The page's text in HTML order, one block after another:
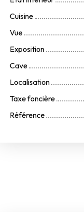
Cuisine
Vue
Exposition
Cave
Localisation
Taxe foncière
Référence